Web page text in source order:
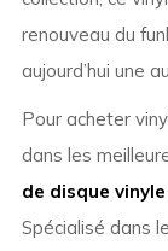
renouveau du
aujourd’hui une
Pour acheter
dans les
de disque vinyle
Spécialisé dans